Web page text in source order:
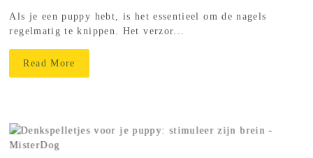
Als je een puppy hebt, is het essentieel om de nagels
regelmatig te knippen. Het verzor...
Read More